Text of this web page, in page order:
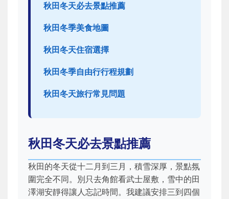
秋田冬天必去景點推薦
秋田冬季美食地圖
秋田冬天住宿選擇
秋田冬季自由行行程規劃
秋田冬天旅行常見問題
秋田冬天必去景點推薦
秋田的冬天從十二月到三月，積雪深厚，景點氛
圍完全不同。別只去角館看武士屋敷，雪中的田
澤湖安靜得讓人忘記時間。我建議安排三到四個